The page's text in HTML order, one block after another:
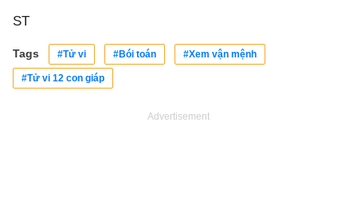
ST
Tags #Tử vi #Bói toán #Xem vận mệnh
#Tử vi 12 con giáp
Advertisement